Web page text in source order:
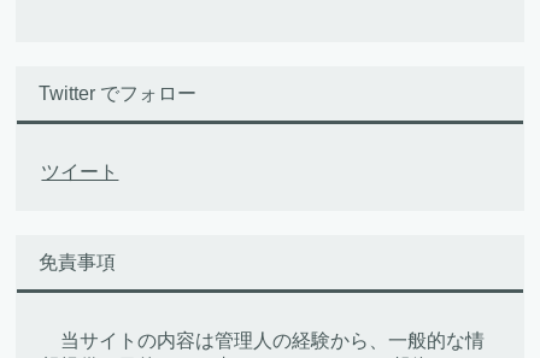
Twitter でフォロー
ツイート
免責事項
当サイトの内容は管理人の経験から、一般的な情